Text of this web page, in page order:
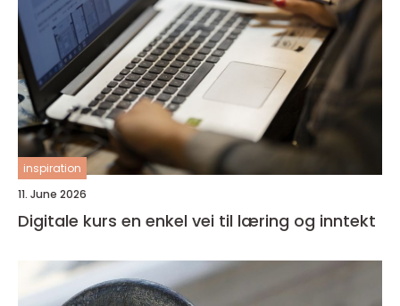
inspiration
11. June 2026
Digitale kurs en enkel vei til læring og inntekt